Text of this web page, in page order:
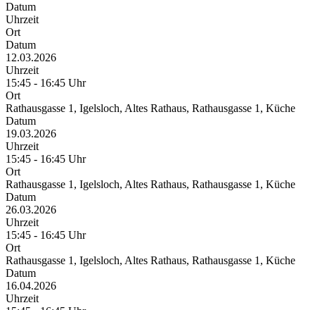
Datum
Uhrzeit
Ort
Datum
12.03.2026
Uhrzeit
15:45 - 16:45 Uhr
Ort
Rathausgasse 1, Igelsloch, Altes Rathaus, Rathausgasse 1, Küche
Datum
19.03.2026
Uhrzeit
15:45 - 16:45 Uhr
Ort
Rathausgasse 1, Igelsloch, Altes Rathaus, Rathausgasse 1, Küche
Datum
26.03.2026
Uhrzeit
15:45 - 16:45 Uhr
Ort
Rathausgasse 1, Igelsloch, Altes Rathaus, Rathausgasse 1, Küche
Datum
16.04.2026
Uhrzeit